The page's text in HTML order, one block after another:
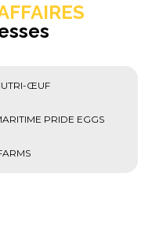
ŒUF
PRIDE EGGS